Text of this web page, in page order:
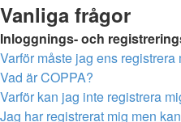
Vanliga frågor
Inloggnings- och
Varför måste jag ens registrera
Vad är COPPA?
Varför kan jag inte registrera
Jag har registrerat mig men